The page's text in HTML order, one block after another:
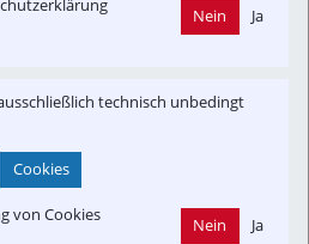
Radverkehr
& Verbände
Nein Ja
technisch unbedingt
Cookies
von Cookies
Nein Ja